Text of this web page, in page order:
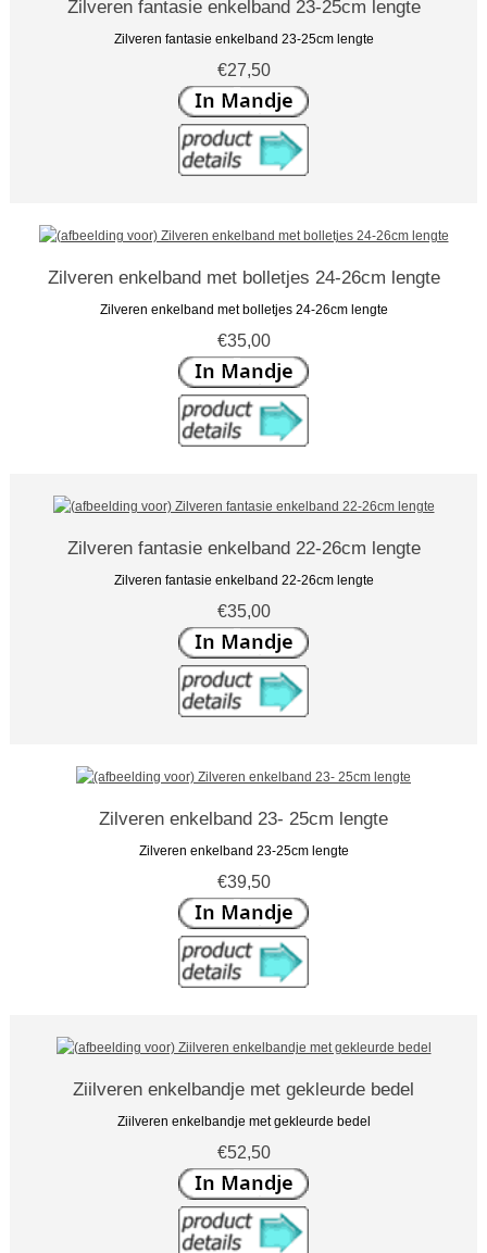
Zilveren fantasie enkelband 23-25cm lengte
Zilveren fantasie enkelband 23-25cm lengte
€27,50
Zilveren enkelband met bolletjes 24-26cm lengte
Zilveren enkelband met bolletjes 24-26cm lengte
€35,00
Zilveren fantasie enkelband 22-26cm lengte
Zilveren fantasie enkelband 22-26cm lengte
€35,00
Zilveren enkelband 23- 25cm lengte
Zilveren enkelband 23-25cm lengte
€39,50
Ziilveren enkelbandje met gekleurde bedel
Ziilveren enkelbandje met gekleurde bedel
€52,50